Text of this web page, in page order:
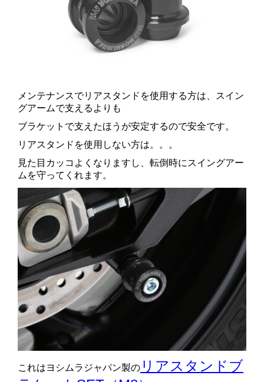
メンテナンスでリアスタンドを使用する方は、スイン
グアームで支えるよりも
ブラケットで支えたほうが安定するので安全です。
リアスタンドを使用しない方は。。。
見た目カッコよくなりますし、転倒時にスイングアー
ムを守ってくれます。
これはヨシムラジャパン製の リアスタンドブ